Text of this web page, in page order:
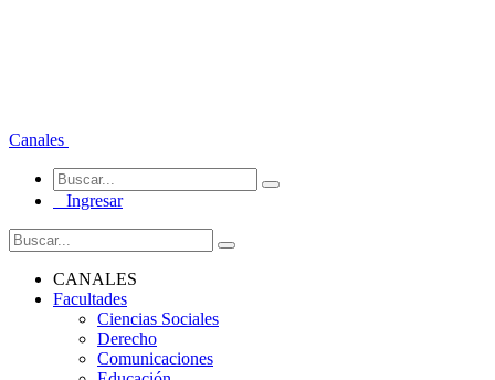
Canales
Ingresar
CANALES
Facultades
Ciencias Sociales
Derecho
Comunicaciones